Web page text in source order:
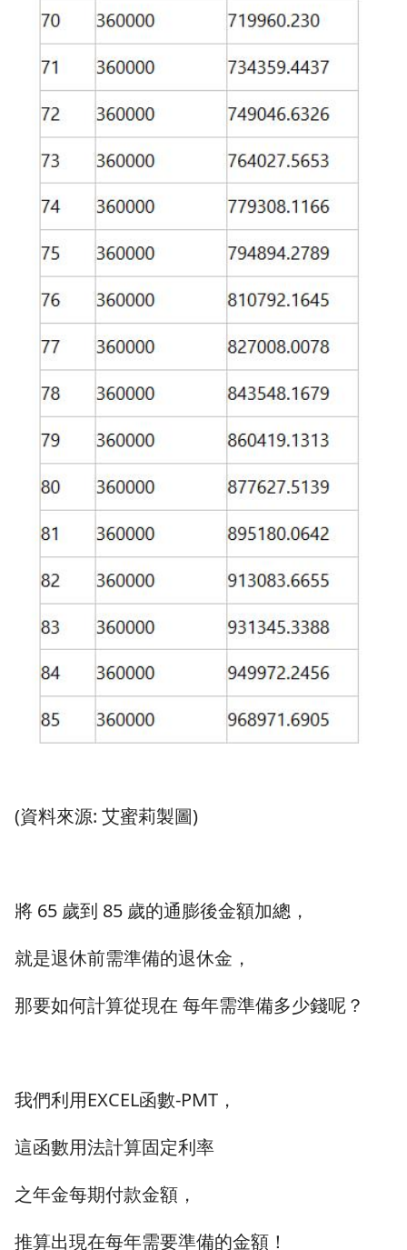
(資料來源: 艾蜜莉製圖)
將 65 歲到 85 歲的通膨後金額加總，
就是退休前需準備的退休金，
那要如何計算從現在 每年需準備多少錢呢？
我們利用EXCEL函數-PMT，
這函數用法計算固定利率
之年金每期付款金額，
推算出現在每年需要準備的金額！